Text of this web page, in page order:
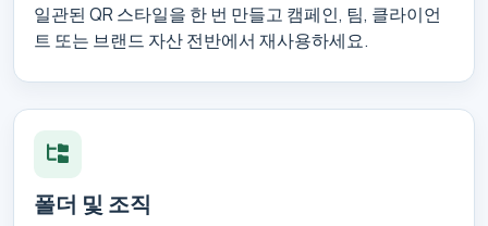
일관된 QR 스타일을 한 번 만들고 캠페인, 팀, 클라이언
트 또는 브랜드 자산 전반에서 재사용하세요.
폴더 및 조직